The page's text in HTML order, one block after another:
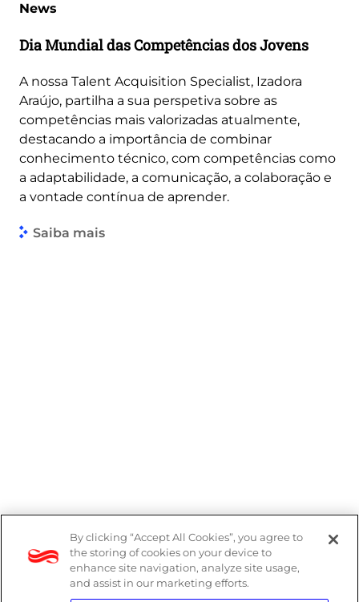
News
Dia Mundial das Competências dos Jovens
A nossa Talent Acquisition Specialist, Izadora
Araújo, partilha a sua perspetiva sobre as
competências mais valorizadas atualmente,
destacando a importância de combinar
conhecimento técnico, com competências como
a adaptabilidade, a comunicação, a colaboração e
a vontade contínua de aprender.
Saiba mais
Denúncias
Política de Privacidade
By clicking “Accept All Cookies”, you agree to
the storing of cookies on your device to
enhance site navigation, analyze site usage,
and assist in our marketing efforts.